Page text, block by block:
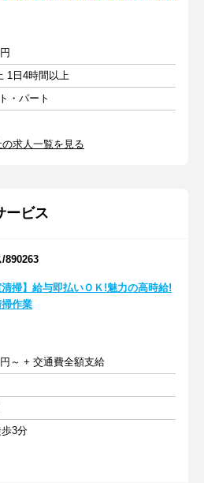
1日4時間以上
・パート
求人一覧を見る
ービス
890263
清掃】給与即払いＯＫ!魅力の高時給!
作業
～ + 交通費全額支給
3分